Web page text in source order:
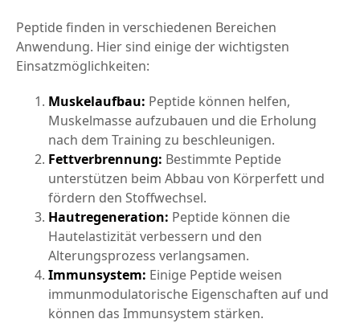
Peptide finden in verschiedenen Bereichen
Anwendung. Hier sind einige der wichtigsten
Einsatzmöglichkeiten:
Muskelaufbau: Peptide können helfen,
Muskelmasse aufzubauen und die Erholung
nach dem Training zu beschleunigen.
Fettverbrennung: Bestimmte Peptide
unterstützen beim Abbau von Körperfett und
fördern den Stoffwechsel.
Hautregeneration: Peptide können die
Hautelastizität verbessern und den
Alterungsprozess verlangsamen.
Immunsystem: Einige Peptide weisen
immunmodulatorische Eigenschaften auf und
können das Immunsystem stärken.